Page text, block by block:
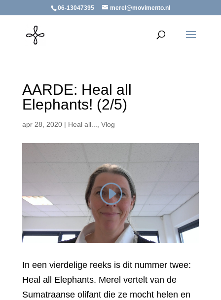
06-13047395 merel@movimento.nl
AARDE: Heal all
Elephants! (2/5)
apr 28, 2020| Heal all... Vlog
In een vierdelige reeks is dit nummer twee:
Heal all Elephants. Merel vertelt van de
Sumatraanse olifant die ze mocht helen en